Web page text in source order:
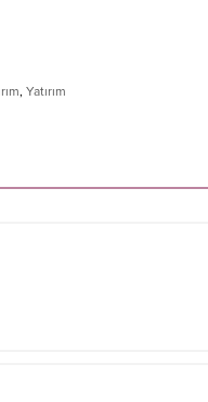
, Yatırım